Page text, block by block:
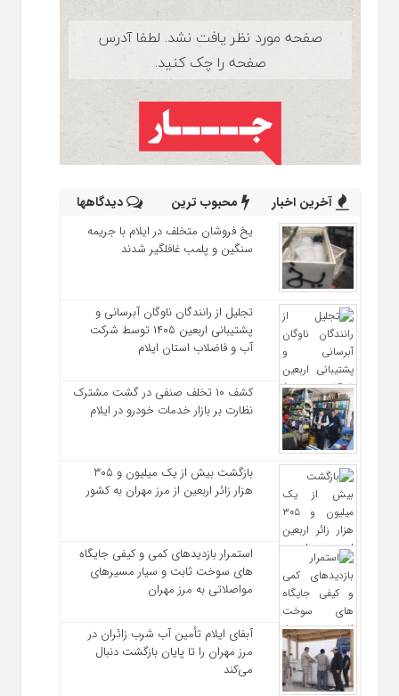
آخرین اخبار محبوب ترین دیدگاهها
یخ‌ فروشان متخلف در ایلام با جریمه
سنگین و پلمب غافلگیر شدند
تجلیل از رانندگان ناوگان آبرسانی و
پشتیبانی اربعین ۱۴۰۵ توسط شرکت
آب و فاضلاب استان ایلام
کشف ۱۰ تخلف صنفی در گشت مشترک
نظارت بر بازار خدمات خودرو در ایلام
بازگشت بیش از یک میلیون و ۳۰۵
هزار زائر اربعین از مرز مهران به کشور
استمرار بازدیدهای کمی و کیفی جایگاه‌
های سوخت ثابت و سیار مسیرهای
مواصلاتی به مرز مهران
آبفای ایلام تأمین آب شرب زائران در
مرز مهران را تا پایان بازگشت دنبال
می‌کند